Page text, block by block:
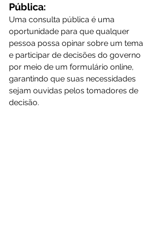
Pública:
Uma consulta pública é uma
oportunidade para que qualquer
pessoa possa opinar sobre um tema
e participar de decisões do governo
por meio de um formulário online,
garantindo que suas necessidades
sejam ouvidas pelos tomadores de
decisão.